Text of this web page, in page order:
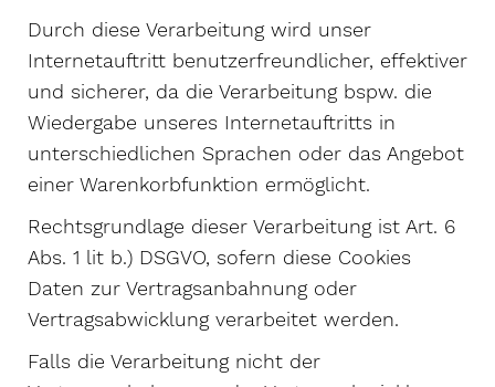
Durch diese Verarbeitung wird unser
Internetauftritt benutzerfreundlicher, effektiver
und sicherer, da die Verarbeitung bspw. die
Wiedergabe unseres Internetauftritts in
unterschiedlichen Sprachen oder das Angebot
einer Warenkorbfunktion ermöglicht.
Rechtsgrundlage dieser Verarbeitung ist Art. 6
Abs. 1 lit b.) DSGVO, sofern diese Cookies
Daten zur Vertragsanbahnung oder
Vertragsabwicklung verarbeitet werden.
Falls die Verarbeitung nicht der